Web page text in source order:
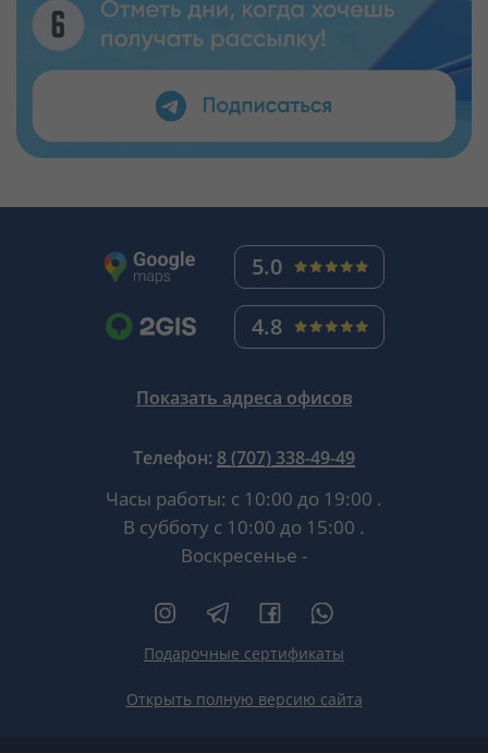
5.0
4.8
Показать адреса офисов
Телефон: 8 (707) 338-49-49
Часы работы: с 10:00 до 19:00 .
В субботу с 10:00 до 15:00 .
Воскресенье -
Подарочные сертификаты
Открыть полную версию сайта